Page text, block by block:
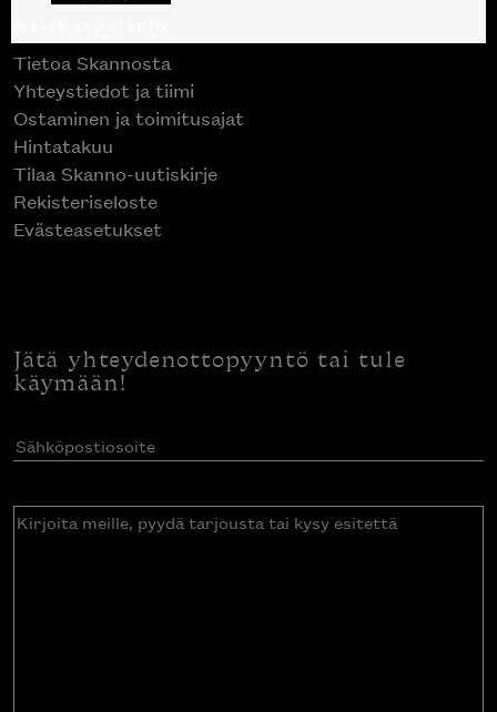
Tietoa Skannosta
Yhteystiedot ja tiimi
Ostaminen ja toimitusajat
Hintatakuu
Tilaa Skanno-uutiskirje
Rekisteriseloste
Evästeasetukset
Jätä yhteydenottopyyntö tai tule
käymään!
Sähköpostiosoite(Pakollinen)
Kirjoita